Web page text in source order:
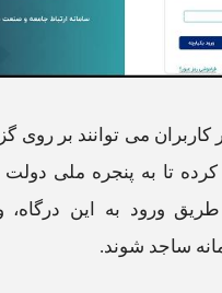
می توانند بر روی
کرده تا به پنجره ملی
ورود به این درگاه،
ساجد شوند.